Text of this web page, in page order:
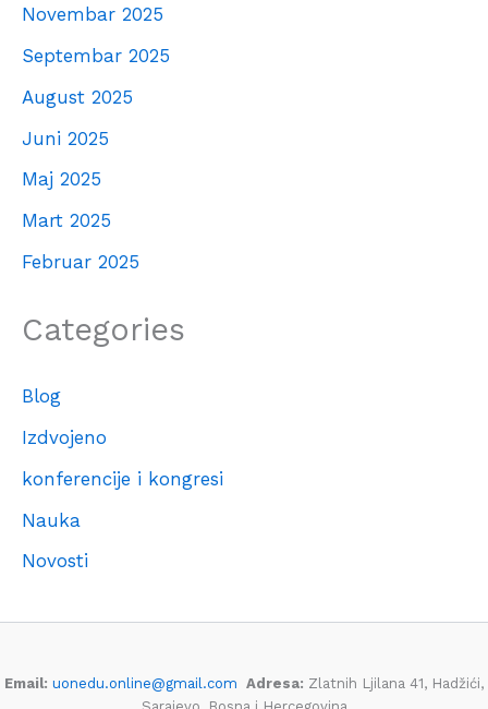
Novembar 2025
Septembar 2025
August 2025
Juni 2025
Maj 2025
Mart 2025
Februar 2025
Categories
Blog
Izdvojeno
konferencije i kongresi
Nauka
Novosti
Email: uonedu.online@gmail.com Adresa: Zlatnih Ljilana 41, Hadžići,